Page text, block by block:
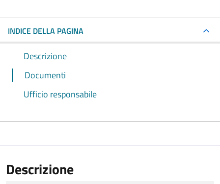
INDICE DELLA PAGINA
Descrizione
Documenti
Ufficio responsabile
Descrizione